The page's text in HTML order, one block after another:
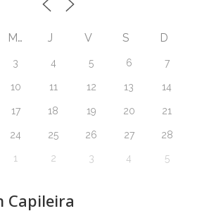
M J V S D
3 4 5 6 7
10 11 12 13 14
17 18 19 20 21
24 25 26 27 28
1 2 3 4 5
Capileira